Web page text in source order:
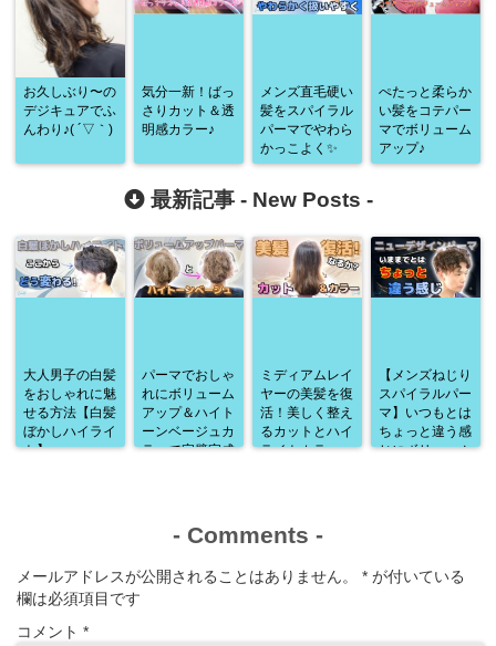
お久しぶり〜の
デジキュアでふ
んわり♪( ´▽｀)
気分一新！ばっ
さりカット＆透
明感カラー♪
メンズ直毛硬い
髪をスパイラル
パーマでやわら
かっこよく✨
ぺたっと柔らか
い髪をコテパー
マでボリューム
アップ♪
最新記事 - New Posts -
大人男子の白髪
をおしゃれに魅
せる方法【白髪
ぼかしハイライ
ト】
パーマでおしゃ
れにボリューム
アップ＆ハイト
ーンベージュカ
ラーで完璧完成
ミディアムレイ
ヤーの美髪を復
活！美しく整え
るカットとハイ
ライトカラー
【メンズねじり
スパイラルパー
マ】いつもとは
ちょっと違う感
じにボリューム
- Comments -
メールアドレスが公開されることはありません。 * が付いている
欄は必須項目です
コメント *